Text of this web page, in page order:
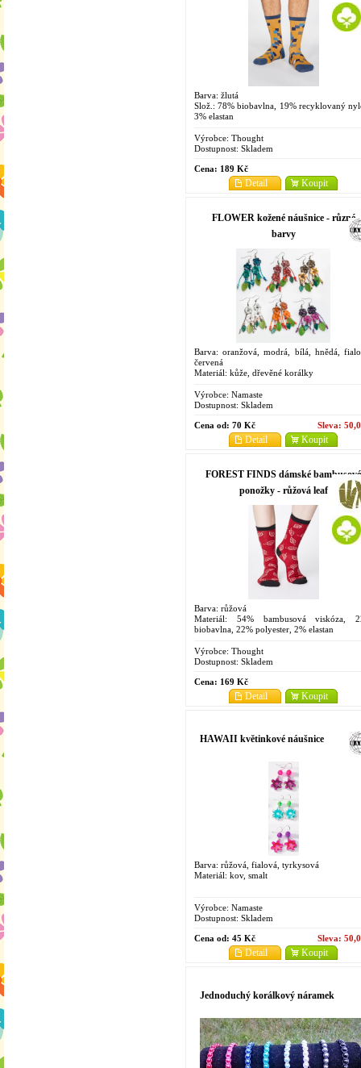
Barva: žlutá
Slož.: 78% biobavlna, 19% recyklovaný
3% elastan
Výrobce: Thought
Dostupnost: Skladem
Cena: 189 Kč
Koupit
Detail
FLOWER kožené náušnice - různé
barvy
Barva: oranžová, modrá, bílá, hnědá,
červená
Materiál: kůže, dřevěné korálky
Výrobce: Namaste
Dostupnost: Skladem
Cena od: 70 Kč Sleva:
Koupit
Detail
FOREST FINDS dámské bambusové
ponožky - růžová leaf
Barva: růžová
Materiál: 54% bambusová viskóza,
biobavlna, 22% polyester, 2% elastan
Výrobce: Thought
Dostupnost: Skladem
Cena: 169 Kč
Koupit
Detail
HAWAII květinkové náušnice
Barva: růžová, fialová, tyrkysová
Materiál: kov, smalt
Výrobce: Namaste
Dostupnost: Skladem
Cena od: 45 Kč Sleva:
Koupit
Detail
Jednoduchý korálkový náramek